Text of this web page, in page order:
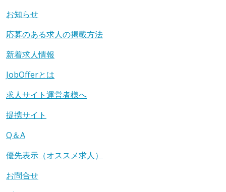
お知らせ
応募のある求人の掲載方法
新着求人情報
JobOfferとは
求人サイト運営者様へ
提携サイト
Q＆A
優先表示（オススメ求人）
お問合せ